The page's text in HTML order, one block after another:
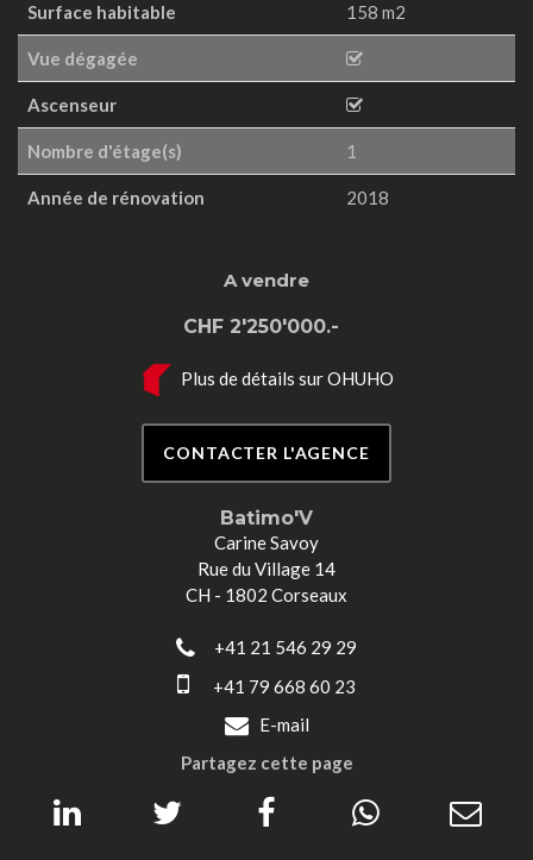
Surface habitable 158 m2
Vue dégagée
Ascenseur
Nombre d'étage(s) 1
Année de rénovation 2018
A vendre
CHF 2'250'000.-
Plus de détails sur OHUHO
CONTACTER L'AGENCE
Batimo'V
Carine Savoy
Rue du Village 14
CH - 1802 Corseaux
+41 21 546 29 29
+41 79 668 60 23
E-mail
Partagez cette page